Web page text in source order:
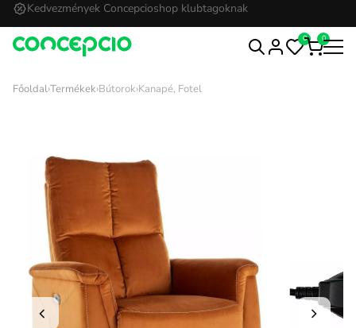
Kedvezmények Concepcioshop klubtagoknak
0 0
Főoldal›Termékek›Bútorok›Kanapé, Fotel